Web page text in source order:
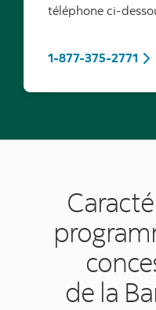
téléphone ci-
1-877-375-2771
de la